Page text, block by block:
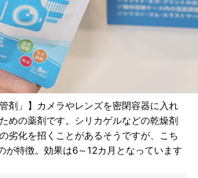
剤」】カメラやレンズを密閉容器に入れ
めの薬剤です。シリカゲルなどの乾燥剤
劣化を招くことがあるそうですが、こち
が特徴。効果は6～12カ月となっています